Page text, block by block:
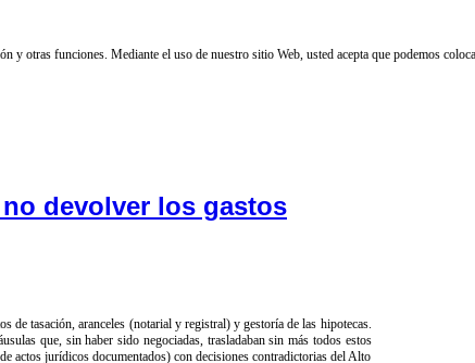
y otras funciones. Mediante el uso de nuestro sitio Web, usted acepta que podemos
devolver los gastos
de tasación, aranceles (notarial y registral) y gestoría de las hipotecas.
que, sin haber sido negociadas, trasladaban sin más todos estos
actos jurídicos documentados) con decisiones contradictorias del Alto